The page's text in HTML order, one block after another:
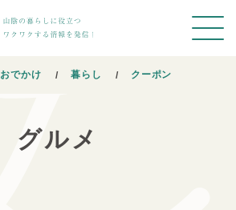
おでかけ 暮らし クーポン
グルメ